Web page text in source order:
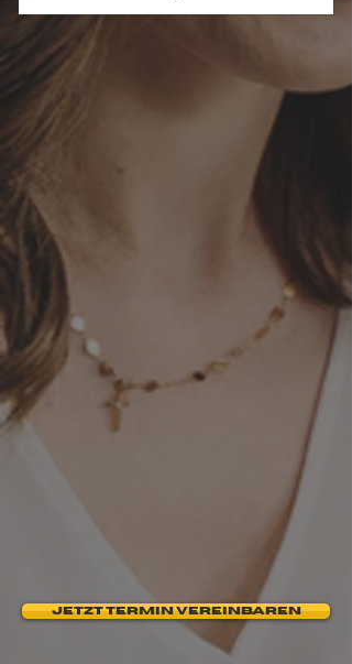
Stücklisten der benötigten
Bauteile für den Schaltschrank
Aufbauzeichnung vom
Erstellung eines EDV Schemas
individuelle & persönliche
Beratung
Einbindung eines
JETZT TERMIN VEREINBAREN